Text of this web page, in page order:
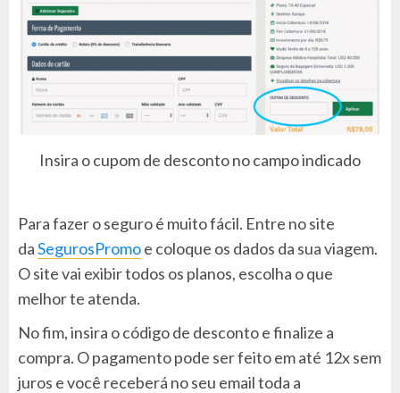
Insira o cupom de desconto no campo indicado
Para fazer o seguro é muito fácil. Entre no site
daSegurosPromoe coloque os dados da sua viagem.
O site vai exibir todos os planos, escolha o que
melhor te atenda.
No fim, insira o código de descontoe finalize a
compra. O pagamento pode ser feito em até 12x sem
juros e você receberá no seu email toda a